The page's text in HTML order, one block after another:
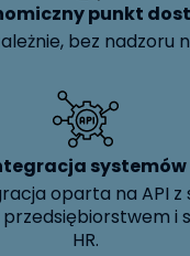
punkt
bez nadzoru
systemów
oparta na API
i
HR.